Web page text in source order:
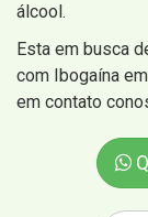
álcool.
Esta em busca
com Ibogaína
em contato